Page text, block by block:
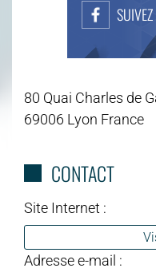
80 Quai Charles de
69006 Lyon France
CONTACT
Site Internet :
Adresse e-mail :